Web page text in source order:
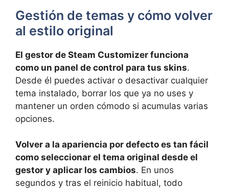
Gestión de temas y cómo volver
al estilo original
El gestor de Steam Customizer funciona
como un panel de control para tus skins.
Desde él puedes activar o desactivar cualquier
tema instalado, borrar los que ya no uses y
mantener un orden cómodo si acumulas varias
opciones.
Volver a la apariencia por defecto es tan fácil
como seleccionar el tema original desde el
gestor y aplicar los cambios. En unos
segundos y tras el reinicio habitual, todo